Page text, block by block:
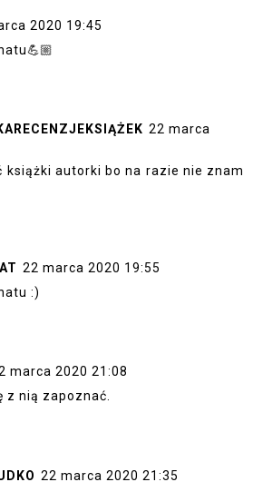
2020 19:45
22 marca
książki autorki bo na razie nie znam
22 marca 2020 19:55
:)
marca 2020 21:08
z nią zapoznać.
22 marca 2020 21:35